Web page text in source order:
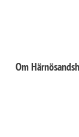
Om